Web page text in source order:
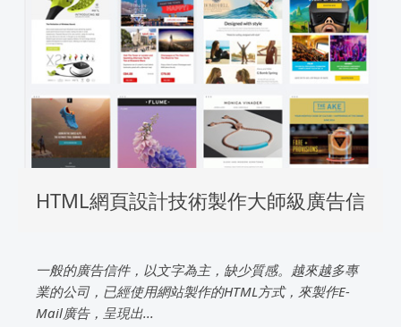
HTML網頁設計技術製作大師級廣告信
一般的廣告信件，以文字為主，缺少質感。越來越多專
業的公司，已經使用網站製作的HTML方式，來製作E-
Mail廣告，呈現出...